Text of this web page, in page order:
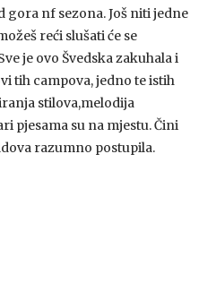
gora nf sezona. Još niti jedne
reći slušati će se
je ovo Švedska zakuhala i
tih campova, jedno te istih
stilova,melodija
pjesama su na mjestu. Čini
razumno postupila.